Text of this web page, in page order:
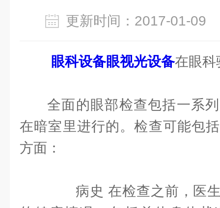
更新时间：2017-01-
眼科设备眼视光设备在眼科
全面的眼部检查包括一系
在暗室里进行的。检查可能包
方面：
病史 在检查之前，医生